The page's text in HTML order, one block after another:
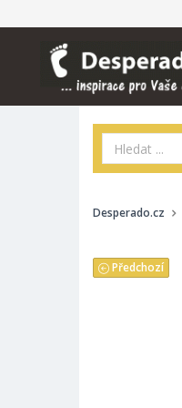
Desperado.cz
Předchozí